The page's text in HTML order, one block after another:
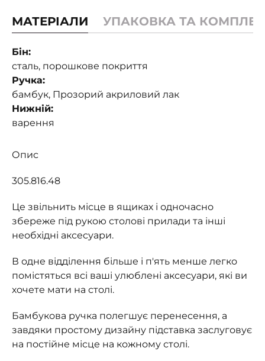
МАТЕРІАЛИ УПАКОВКА ТА
Бін:
сталь, порошкове покриття
Ручка:
бамбук, Прозорий акриловий лак
Нижній:
варення
Опис
305.816.48
Це звільнить місце в ящиках і одночасно
збереже під рукою столові прилади та інші
необхідні аксесуари.
В одне відділення більше і п'ять менше легко
помістяться всі ваші улюблені аксесуари, які ви
хочете мати на столі.
Бамбукова ручка полегшує перенесення, а
завдяки простому дизайну підставка заслуговує
на постійне місце на кожному столі.